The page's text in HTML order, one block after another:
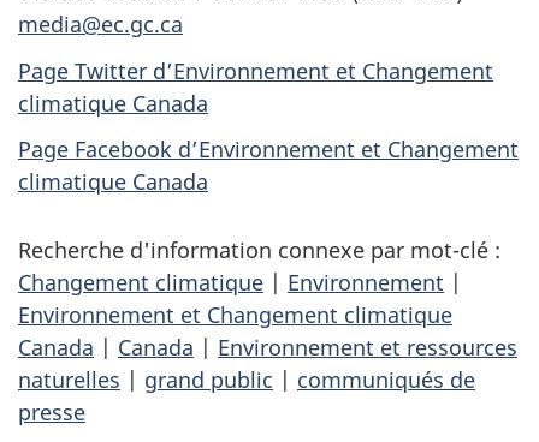
media@ec.gc.ca
Page Twitter d’Environnement et Changement
climatique Canada
Page Facebook d’Environnement et Changement
climatique Canada
Recherche d'information connexe par mot-clé :
Changement climatique | Environnement |
Environnement et Changement climatique
Canada | Canada | Environnement et ressources
naturelles | grand public | communiqués de
presse